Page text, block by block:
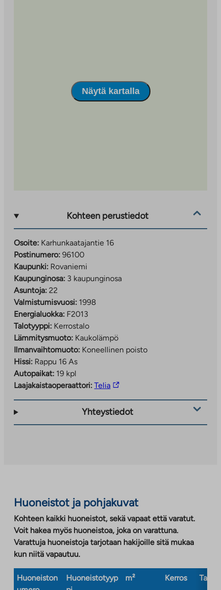
Näytä kartalla
Kohteen perustiedot
Osoite: Karhunkaatajantie 16
Postinumero: 96100
Kaupunki: Rovaniemi
Kaupunginosa: 3 kaupunginosa
Asuntoja: 22
Valmistumisvuosi: 1998
Energialuokka: F2013
Talotyyppi: Kerrostalo
Lämmitysmuoto: Kaukolämpö
Ilmanvaihtomuoto: Koneellinen poisto
Hissi: Rappu 16 As
Autopaikat: 19 kpl
Laajakaistaoperaattori: TeliaLinkki
ulkopuoliseen
Yhteystiedot
Huoneistot ja pohjakuvat
Kohteen kaikki huoneistot, sekä vapaat että varatut.
Voit hakea myös huoneistoa, joka on varattuna.
Varattuja huoneistoja tarjotaan hakijoille sitä mukaa
kun niitä vapautuu.
Huoneiston
Huoneistotyyp
m² Kerros